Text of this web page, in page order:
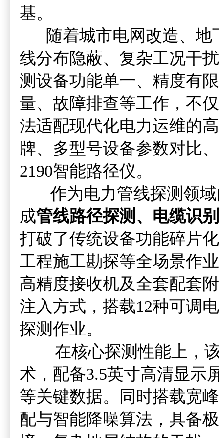
基。
随着城市电网改造、地
线分布隐蔽、复杂工况干
测设备功能单一、精度有
量、故障排查等工作，不
法适配现代化电力运维的
牌、多型号设备参数对比
2190智能路径仪。
作为电力管线探测领域
成管线路径探测、电缆识
打破了传统设备功能碎片
工程施工勘探等全场景作
高精度接收机及全套配套
注入方式，搭载12种可调
探测作业。
在核心探测性能上，该
术，配备3.5英寸高清显示
等关键数据。同时搭载宽
配与智能降噪算法，具备